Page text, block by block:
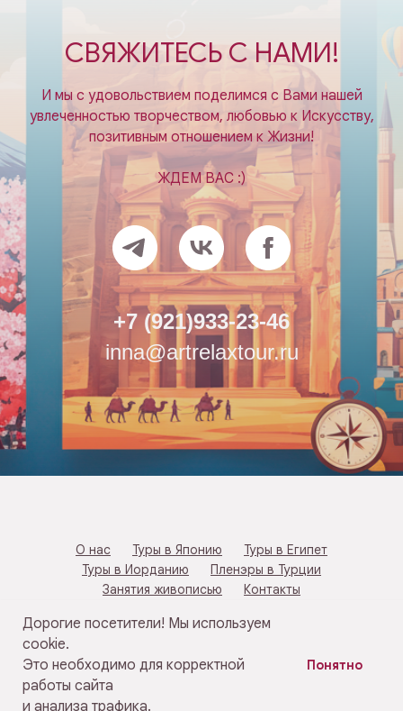
НАПИСАТЬ / ПОЗВОНИТЬ
СВЯЖИТЕСЬ С НАМИ!
И мы с удовольствием поделимся с Вами нашей
увлеченностью творчеством, любовью к Искусству,
позитивным отношением к Жизни!
ЖДЕМ ВАС :)
+7 (921)933-23-46
inna@artrelaxtour.ru
Дорогие посетители! Мы используем
cookie.
Это необходимо для корректной
работы сайта
и анализа трафика.
Понятно
О нас Туры в Японию
Туры в Египет
Туры в Иорданию
Пленэры в Турции
Занятия живописью
Контакты
© 2015 ArtRelaxTour
В начало